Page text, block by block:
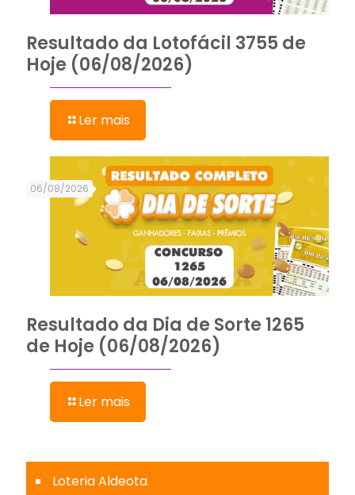
Resultado da Lotofácil 3755 de
Hoje (06/08/2026)
Ler mais
06/08/2026
Resultado da Dia de Sorte 1265
de Hoje (06/08/2026)
Ler mais
Loteria Aldeota